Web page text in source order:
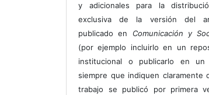
y adicionales para la
exclusiva de la versión del
publicado en Comunicación y
(por ejemplo incluirlo en un
institucional o publicarlo en un
siempre que indiquen claramente
trabajo se publicó por primera